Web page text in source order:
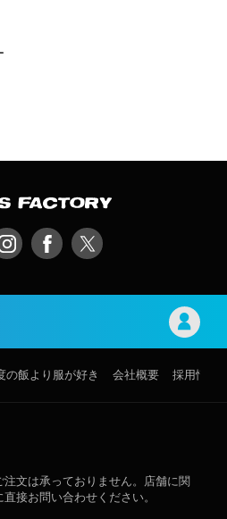
の飯より服が好き 会社概要 採用情報
文は承っておりません。店舗に関
接お問い合わせください。